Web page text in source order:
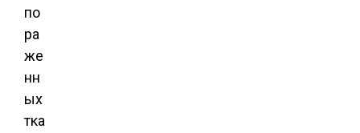
по
ра
же
нн
ых
тка